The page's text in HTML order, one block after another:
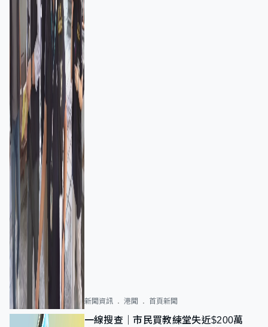
新聞資訊 港聞 首頁新聞
一線搜查｜市民買教練堂失近$200萬